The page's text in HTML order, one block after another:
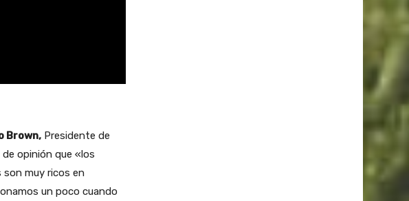
Brown,Presidente de
opinión que «los
muy ricos en
un poco cuando